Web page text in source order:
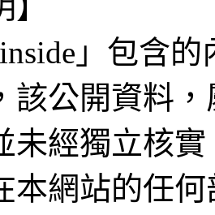
」包含
該公開資料
未經獨立核
本網站的任